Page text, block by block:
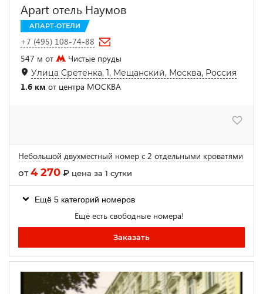
Apart отель Наумов
АПАРТ-ОТЕЛИ
+7 (495) 108-74-88
547 м от
Чистые пруды
Улица Сретенка, 1, Мещанский, Москва, Россия
1.6 км от центра МОСКВА
Небольшой двухместный номер с 2 отдельными кроватями
от4 270 ₽ цена за 1 сутки
Ещё 5 категорий номеров
Ещё есть свободные номера!
Заказать